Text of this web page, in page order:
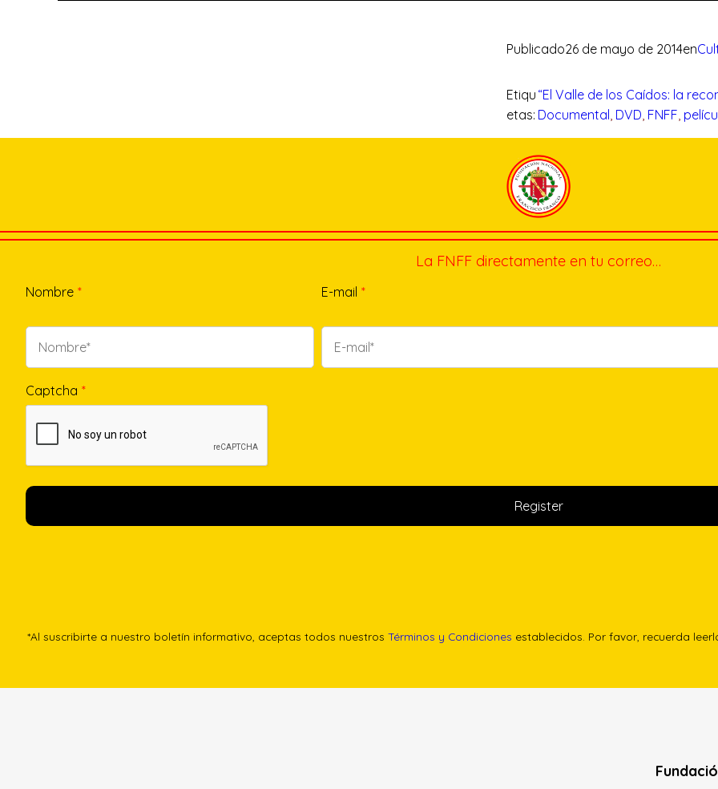
Publicado26 de mayo de 2014en
Etiqu
etas:
“El Valle de los Caídos: la
Documental, DVD, FNFF,
La FNFF directamente en tu correo…
Nombre * E-mail *
Captcha *
*Al suscribirte a nuestro boletín informativo, aceptas todos nuestros Términos y Condiciones establecidos. Por favor, recuerda